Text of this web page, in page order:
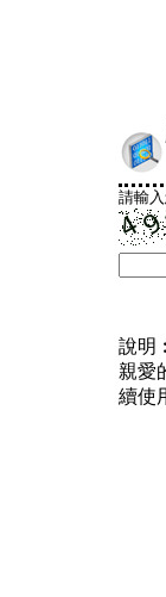
請輸
說明︰
親愛
續使